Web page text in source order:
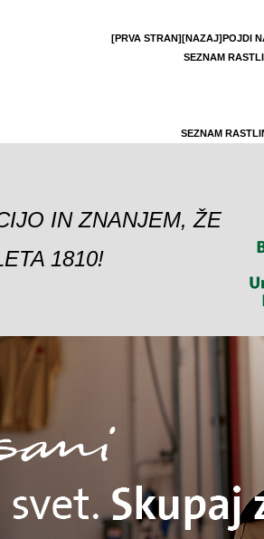
[PRVA STRAN][NAZAJ]POJDI
SEZNAM
SEZNAM
IN ZNANJEM, ŽE
1810!